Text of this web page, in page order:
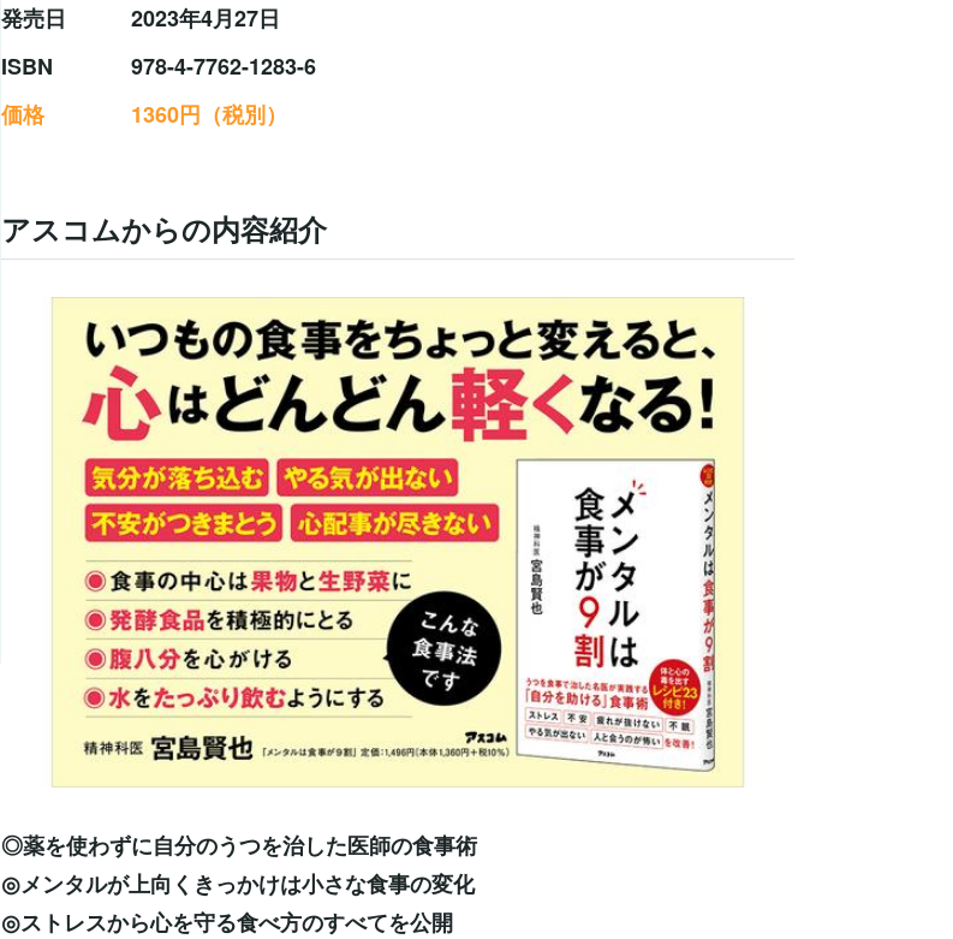
発売日
2023年4月27日
ISBN
978-4-7762-1283-6
価格
1360円（税別）
アスコムからの内容紹介
◎薬を使わずに自分のうつを治した医師の食事術
◎メンタルが上向くきっかけは小さな食事の変化
◎ストレスから心を守る食べ方のすべてを公開